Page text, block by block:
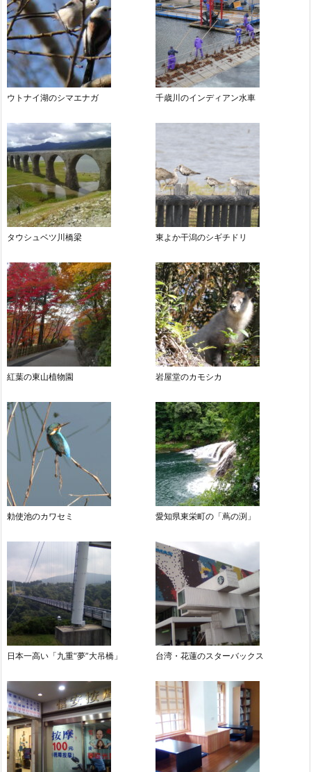
ウトナイ湖のシマエナガ 千歳川のインディアン水車
タウシュベツ川橋梁 東よか干潟のシギチドリ
紅葉の東山植物園 岩屋堂のカモシカ
勅使池のカワセミ 愛知県東栄町の「蔦の渕」
日本一高い「九重“夢”大吊橋」 台湾・花蓮のスターバックス